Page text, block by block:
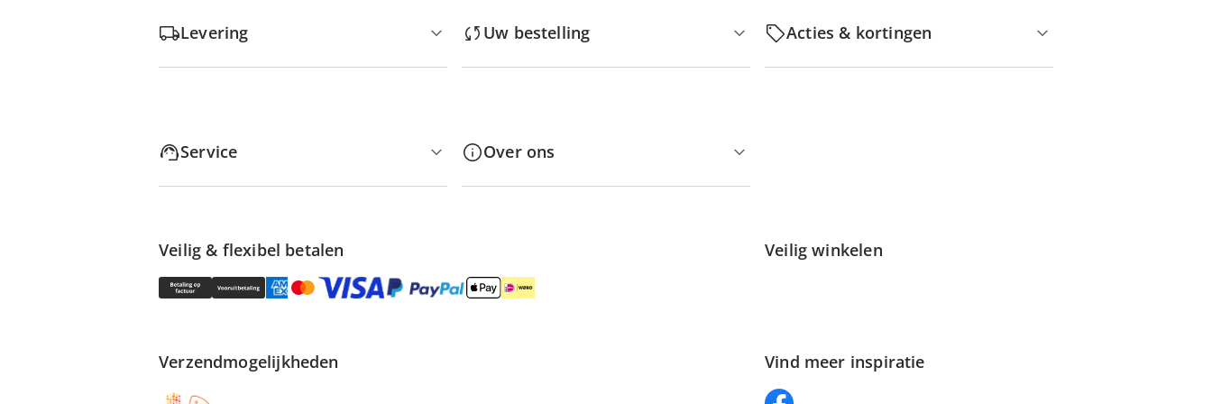
Levering Uw bestelling Acties & kortingen
Service Over ons
Veilig & flexibel betalen Veilig winkelen
Verzendmogelijkheden Vind meer inspiratie